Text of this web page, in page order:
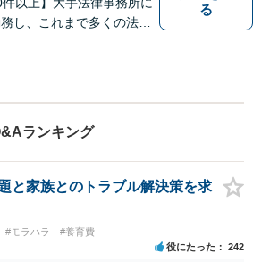
し、これまで多くの法律
お電話ください。
る
ランキング
と家族とのトラブル解決策を求
#モラハラ #養育費
役にたった 242